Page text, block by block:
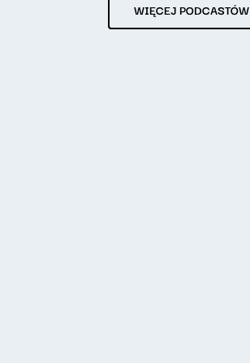
WIĘCEJ PODCASTÓW